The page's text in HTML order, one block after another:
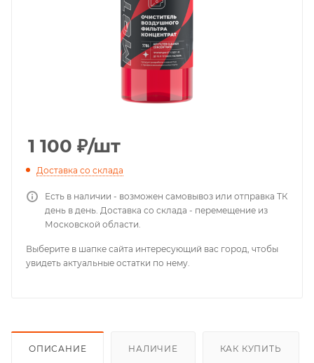
1 100 ₽/шт
Доставка со склада
Есть в наличии - возможен самовывоз или отправка ТК
день в день. Доставка со склада - перемещение из
Московской области.
Выберите в шапке сайта интересующий вас город, чтобы
увидеть актуальные остатки по нему.
ОПИСАНИЕ НАЛИЧИЕ КАК КУПИТЬ